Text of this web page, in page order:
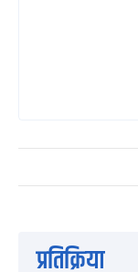
प्रतिक्रिया